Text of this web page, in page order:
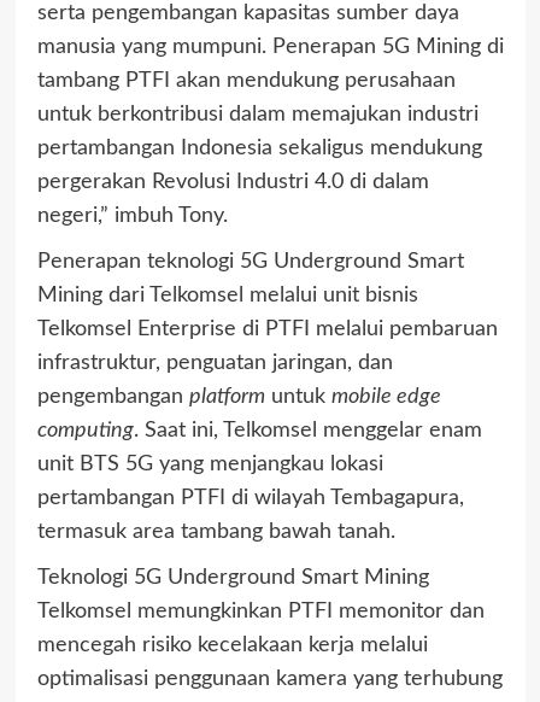
serta pengembangan kapasitas sumber daya
manusia yang mumpuni. Penerapan 5G Mining di
tambang PTFI akan mendukung perusahaan
untuk berkontribusi dalam memajukan industri
pertambangan Indonesia sekaligus mendukung
pergerakan Revolusi Industri 4.0 di dalam
negeri,” imbuh Tony.
Penerapan teknologi 5G Underground Smart
Mining dari Telkomsel melalui unit bisnis
Telkomsel Enterprise di PTFI melalui pembaruan
infrastruktur, penguatan jaringan, dan
pengembangan platform untuk mobile edge
computing. Saat ini, Telkomsel menggelar enam
unit BTS 5G yang menjangkau lokasi
pertambangan PTFI di wilayah Tembagapura,
termasuk area tambang bawah tanah.
Teknologi 5G Underground Smart Mining
Telkomsel memungkinkan PTFI memonitor dan
mencegah risiko kecelakaan kerja melalui
optimalisasi penggunaan kamera yang terhubung